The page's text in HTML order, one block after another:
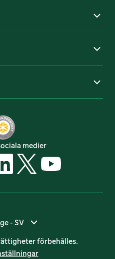
medier
förbehålles.
- SV